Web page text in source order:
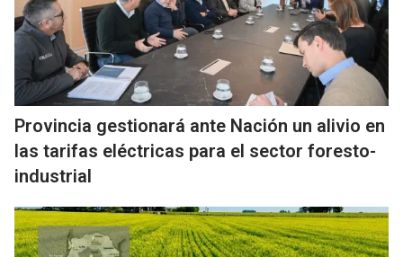
Provincia gestionará ante Nación un alivio en
las tarifas eléctricas para el sector foresto-
industrial